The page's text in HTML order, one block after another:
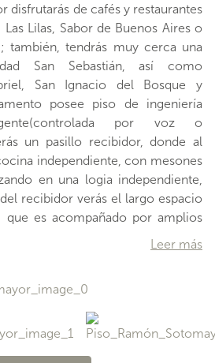
disfrutarás de cafés y restaurantes
Lilas, Sabor de Buenos Aires o
también, tendrás muy cerca una
San Sebastián, así como
San Ignacio del Bosque y
posee piso de ingeniería
por voz o
un pasillo recibidor, donde al
independiente, con mesones
en una logia independiente,
recibidor verás el largo espacio
es acompañado por amplios
terraza. Hacia la derecha, un
primero por el baño secundario,
tiene closet propio (el otro
el pasillo), y ambos cuentan con
en la ventana. Finalmente,el
Leer más